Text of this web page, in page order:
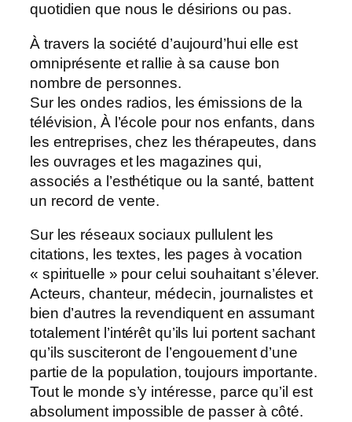
quotidien que nous le désirions ou pas.
À travers la société d’aujourd’hui elle est
omniprésente et rallie à sa cause bon
nombre de personnes.
Sur les ondes radios, les émissions de la
télévision, À l’école pour nos enfants, dans
les entreprises, chez les thérapeutes, dans
les ouvrages et les magazines qui,
associés a l’esthétique ou la santé, battent
un record de vente.
Sur les réseaux sociaux pullulent les
citations, les textes, les pages à vocation
« spirituelle » pour celui souhaitant s’élever.
Acteurs, chanteur, médecin, journalistes et
bien d’autres la revendiquent en assumant
totalement l’intérêt qu’ils lui portent sachant
qu’ils susciteront de l’engouement d’une
partie de la population, toujours importante.
Tout le monde s’y intéresse, parce qu’il est
absolument impossible de passer à côté.